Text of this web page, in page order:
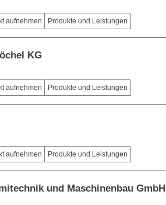
aufnehmen Produkte und Leistungen
KG
aufnehmen Produkte und Leistungen
aufnehmen Produkte und Leistungen
und Maschinenbau GmbH